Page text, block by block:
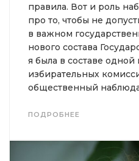
правила. Вот и роль
про то, чтобы не
в важном
нового состава
я была в составе одной
избирательных
общественный
ПОДРОБНЕЕ